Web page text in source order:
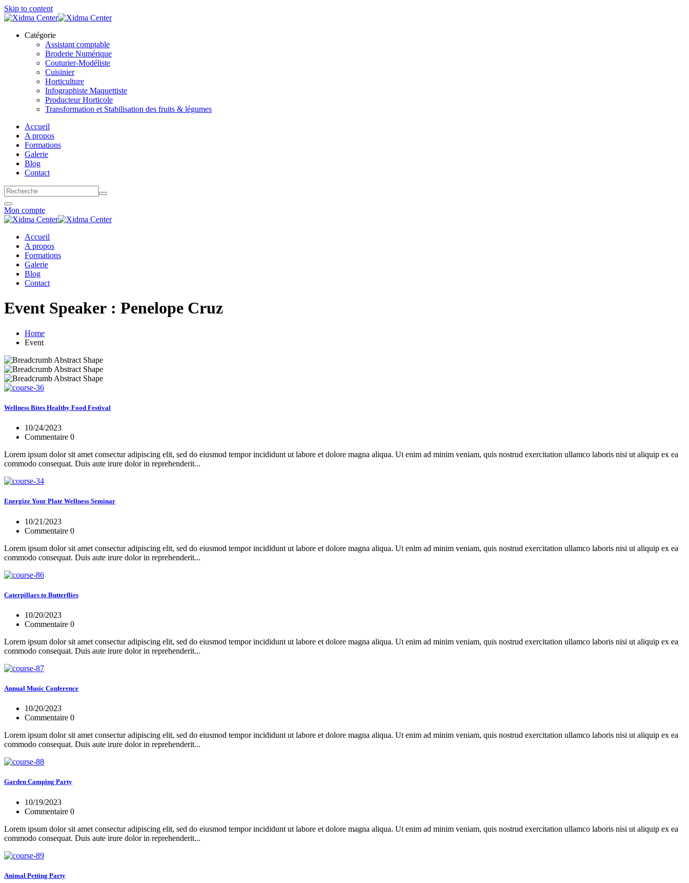
Skip to content
Catégorie
Assistant comptable
Broderie Numérique
Couturier-Modéliste
Cuisinier
Horticulture
Infographiste Maquettiste
Producteur Horticole
Transformation et Stabilisation des fruits & légumes
Accueil
A propos
Formations
Galerie
Blog
Contact
Mon compte
Accueil
A propos
Formations
Galerie
Blog
Contact
Event Speaker : Penelope Cruz
Home
Event
Wellness Bites Healthy Food Festival
10/24/2023
Commentaire 0
Lorem ipsum dolor sit amet consectur adipiscing elit, sed do eiusmod tempor incididunt ut labore et dolore magna aliqua. Ut enim ad minim veniam, quis nostrud exercitation ullamco laboris nisi ut aliquip ex ea
commodo consequat. Duis aute irure dolor in reprehenderit...
Energize Your Plate Wellness Seminar
10/21/2023
Commentaire 0
Lorem ipsum dolor sit amet consectur adipiscing elit, sed do eiusmod tempor incididunt ut labore et dolore magna aliqua. Ut enim ad minim veniam, quis nostrud exercitation ullamco laboris nisi ut aliquip ex ea
commodo consequat. Duis aute irure dolor in reprehenderit...
Caterpillars to Butterflies
10/20/2023
Commentaire 0
Lorem ipsum dolor sit amet consectur adipiscing elit, sed do eiusmod tempor incididunt ut labore et dolore magna aliqua. Ut enim ad minim veniam, quis nostrud exercitation ullamco laboris nisi ut aliquip ex ea
commodo consequat. Duis aute irure dolor in reprehenderit...
Annual Music Conference
10/20/2023
Commentaire 0
Lorem ipsum dolor sit amet consectur adipiscing elit, sed do eiusmod tempor incididunt ut labore et dolore magna aliqua. Ut enim ad minim veniam, quis nostrud exercitation ullamco laboris nisi ut aliquip ex ea
commodo consequat. Duis aute irure dolor in reprehenderit...
Garden Camping Party
10/19/2023
Commentaire 0
Lorem ipsum dolor sit amet consectur adipiscing elit, sed do eiusmod tempor incididunt ut labore et dolore magna aliqua. Ut enim ad minim veniam, quis nostrud exercitation ullamco laboris nisi ut aliquip ex ea
commodo consequat. Duis aute irure dolor in reprehenderit...
Animal Petting Party